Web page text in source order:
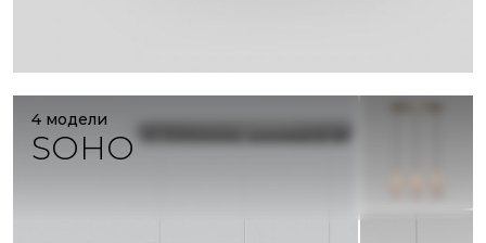
4 модели
SOHO